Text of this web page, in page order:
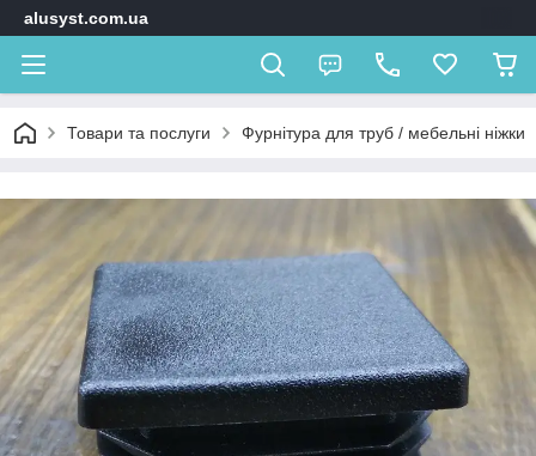
alusyst.com.ua
Товари та послуги Фурнітура для труб / мебельні ніжки